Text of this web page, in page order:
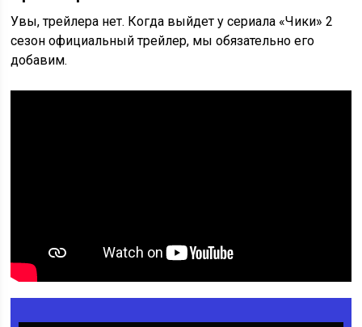
Увы, трейлера нет. Когда выйдет у сериала «Чики» 2
сезон официальный трейлер, мы обязательно его
добавим.